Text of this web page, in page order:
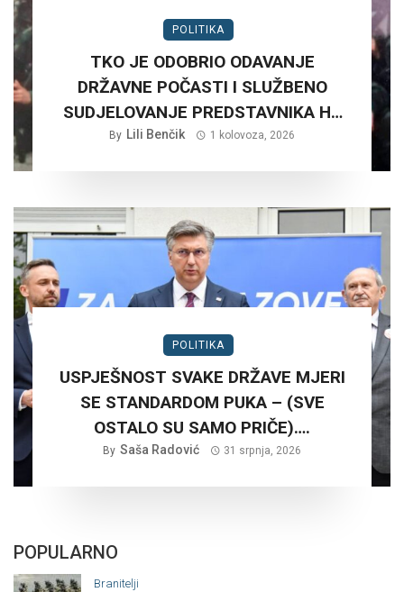
POLITIKA
TKO JE ODOBRIO ODAVANJE
DRŽAVNE POČASTI I SLUŽBENO
SUDJELOVANJE PREDSTAVNIKA HV
NA RUŠNJAKU KOD BADERNE 27,
By Lili Benčik 1 kolovoza, 2026
POLITIKA
USPJEŠNOST SVAKE DRŽAVE MJERI
SE STANDARDOM PUKA – (SVE
OSTALO SU SAMO PRIČE)….
By Saša Radović 31 srpnja, 2026
POPULARNO
Branitelji